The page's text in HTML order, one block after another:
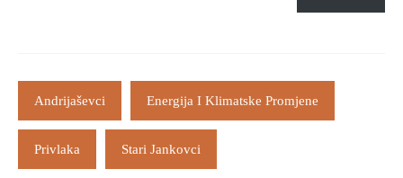
Andrijaševci Energija I Klimatske Promjene
Privlaka Stari Jankovci